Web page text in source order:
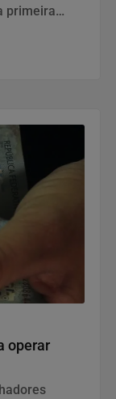
primeira
no LinkedIn,
operar